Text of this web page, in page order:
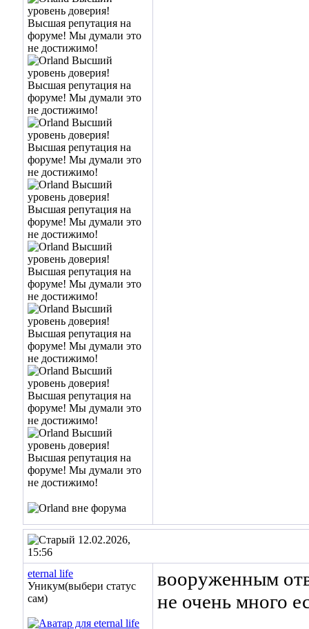
12.02.2026,
15:56
eternal life
Уникум(выбери статус
сам)
вооруженным
не очень много